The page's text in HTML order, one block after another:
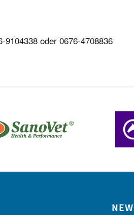
9104338 oder 0676-4708836